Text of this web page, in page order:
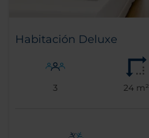
Habitación Deluxe
3 24 m²